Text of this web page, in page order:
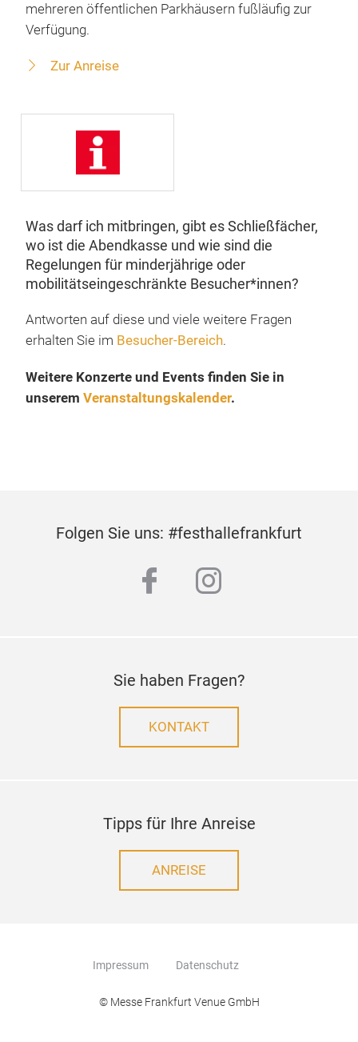
mehreren öffentlichen Parkhäusern fußläufig zur
Verfügung.
Zur Anreise
Was darf ich mitbringen, gibt es Schließfächer,
wo ist die Abendkasse und wie sind die
Regelungen für minderjährige oder
mobilitätseingeschränkte Besucher*innen?
Antworten auf diese und viele weitere Fragen
erhalten Sie im Besucher-Bereich.
Weitere Konzerte und Events finden Sie in
unserem Veranstaltungskalender.
Folgen Sie uns: #festhallefrankfurt
facebookinstagram
Sie haben Fragen?
KONTAKT
Tipps für Ihre Anreise
ANREISE
Impressum Datenschutz
© Messe Frankfurt Venue GmbH